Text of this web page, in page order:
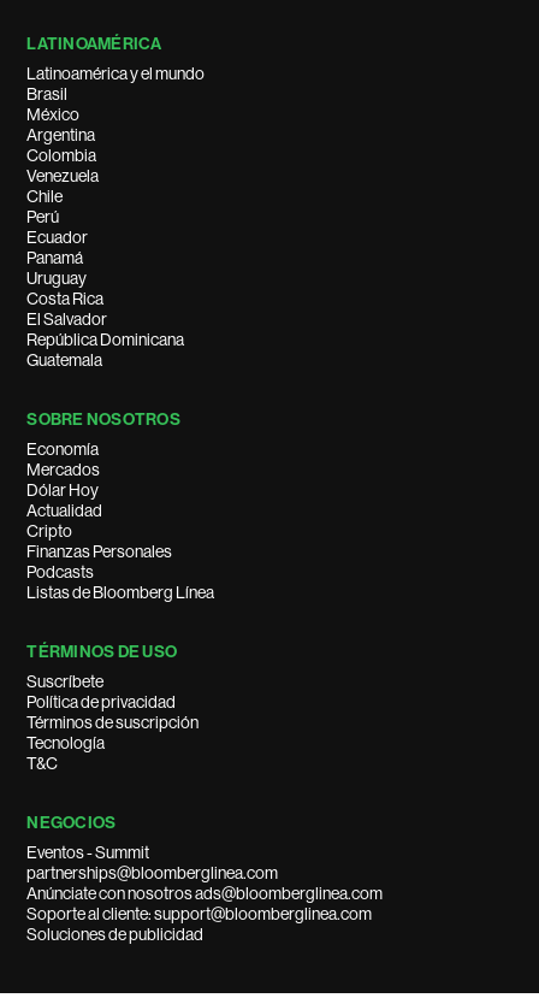
LATINOAMÉRICA
Latinoamérica y el mundo
Brasil
México
Argentina
Colombia
Venezuela
Chile
Perú
Ecuador
Panamá
Uruguay
Costa Rica
El Salvador
República Dominicana
Guatemala
SOBRE NOSOTROS
Economía
Mercados
Dólar Hoy
Actualidad
Cripto
Finanzas Personales
Podcasts
Listas de Bloomberg Línea
TÉRMINOS DE USO
Suscríbete
Política de privacidad
Términos de suscripción
Tecnología
T&C
NEGOCIOS
Eventos - Summit
partnerships@bloomberglinea.com
Anúnciate con nosotros ads@bloomberglinea.com
Soporte al cliente: support@bloomberglinea.com
Soluciones de publicidad